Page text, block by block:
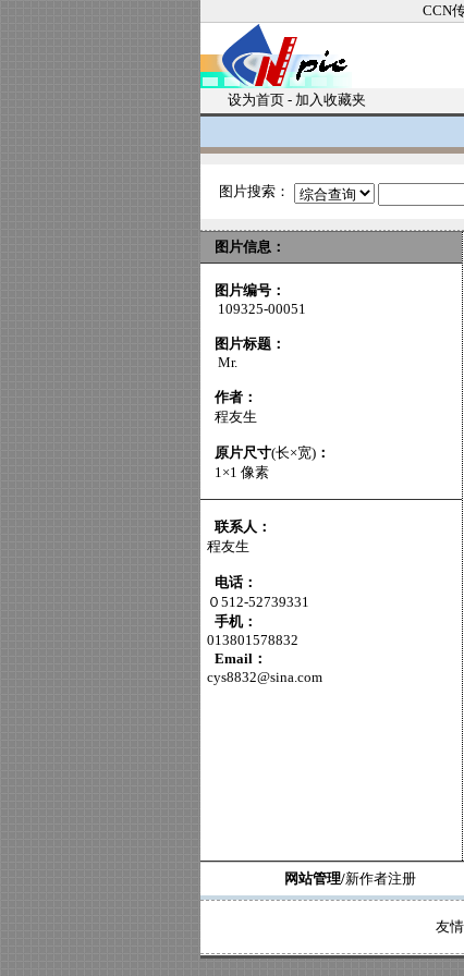
CCN
设为首页 - 加入收藏夹
图片搜索：
图片信息：
图片编号：
109325-00051
图片标题：
Mr.
作者：
程友生
原片尺寸(长×宽) ：
1×1 像素
联系人：
程友生
电话：
０512-52739331
手机：
013801578832
Email：
cys8832@sina.com
网站管理/新作者注册
友